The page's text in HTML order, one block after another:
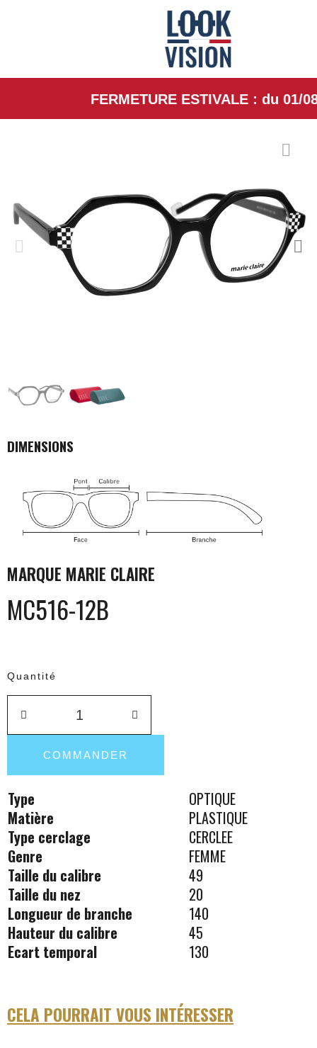
FERMETURE ESTIVALE : du 01/08/
DIMENSIONS
MARQUE MARIE CLAIRE
MC516-12B
Quantité
COMMANDER
Type
OPTIQUE
Matière
PLASTIQUE
Type cerclage
CERCLEE
Genre
FEMME
Taille du calibre
49
Taille du nez
20
Longueur de branche
140
Hauteur du calibre
45
Ecart temporal
130
CELA POURRAIT VOUS INTÉRESSER